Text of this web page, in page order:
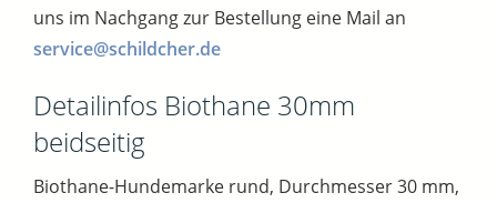
uns im Nachgang zur Bestellung eine Mail an
service@schildcher.de
Detailinfos Biothane 30mm
beidseitig
Biothane-Hundemarke rund, Durchmesser 30 mm,